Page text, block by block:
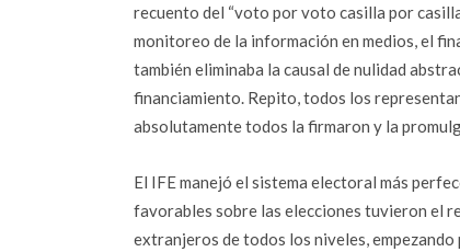
recuento del “voto por voto casilla por
monitoreo de la información en medios, el
también eliminaba la causal de nulidad
financiamiento. Repito, todos los
absolutamente todos la firmaron y la
El IFE manejó el sistema electoral más
favorables sobre las elecciones tuvieron el
extranjeros de todos los niveles,